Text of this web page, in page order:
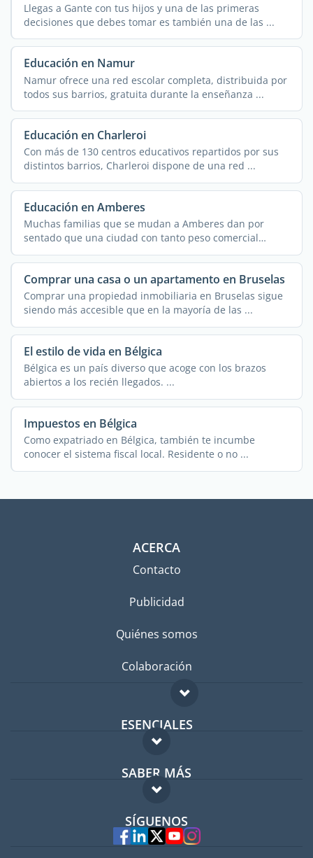
Llegas a Gante con tus hijos y una de las primeras
decisiones que debes tomar es también una de las ...
Educación en Namur
Namur ofrece una red escolar completa, distribuida por
todos sus barrios, gratuita durante la enseñanza ...
Educación en Charleroi
Con más de 130 centros educativos repartidos por sus
distintos barrios, Charleroi dispone de una red ...
Educación en Amberes
Muchas familias que se mudan a Amberes dan por
sentado que una ciudad con tanto peso comercial
internacional ...
Comprar una casa o un apartamento en Bruselas
Comprar una propiedad inmobiliaria en Bruselas sigue
siendo más accesible que en la mayoría de las ...
El estilo de vida en Bélgica
Bélgica es un país diverso que acoge con los brazos
abiertos a los recién llegados. ...
Impuestos en Bélgica
Como expatriado en Bélgica, también te incumbe
conocer el sistema fiscal local. Residente o no ...
ACERCA
Contacto
Publicidad
Quiénes somos
Colaboración
ESENCIALES
Foro para expatriados
Guía para expatriados
Trabajos en el extranjero
SABER MÁS
FAQ
Expertos
SÍGUENOS